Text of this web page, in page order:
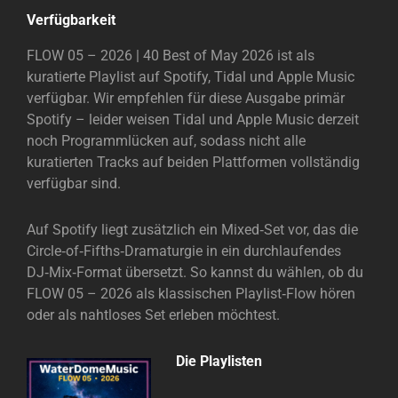
Verfügbarkeit
FLOW 05 – 2026 | 40 Best of May 2026 ist als
kuratierte Playlist auf Spotify, Tidal und Apple Music
verfügbar. Wir empfehlen für diese Ausgabe primär
Spotify – leider weisen Tidal und Apple Music derzeit
noch Programmlücken auf, sodass nicht alle
kuratierten Tracks auf beiden Plattformen vollständig
verfügbar sind.
Auf Spotify liegt zusätzlich ein Mixed‑Set vor, das die
Circle‑of‑Fifths‑Dramaturgie in ein durchlaufendes
DJ‑Mix‑Format übersetzt. So kannst du wählen, ob du
FLOW 05 – 2026 als klassischen Playlist‑Flow hören
oder als nahtloses Set erleben möchtest.
Die Playlisten